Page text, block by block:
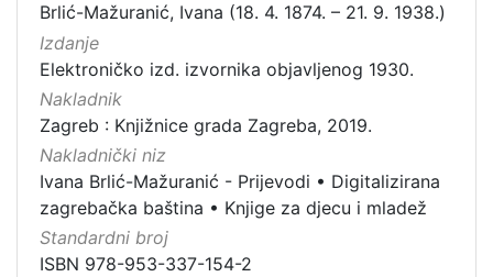
Brlić-Mažuranić, Ivana (18. 4. 1874. – 21. 9. 1938.)
Izdanje
Elektroničko izd. izvornika objavljenog 1930.
Nakladnik
Zagreb : Knjižnice grada Zagreba, 2019.
Nakladnički niz
Ivana Brlić-Mažuranić - Prijevodi • Digitalizirana
zagrebačka baština • Knjige za djecu i mladež
Standardni broj
ISBN 978-953-337-154-2